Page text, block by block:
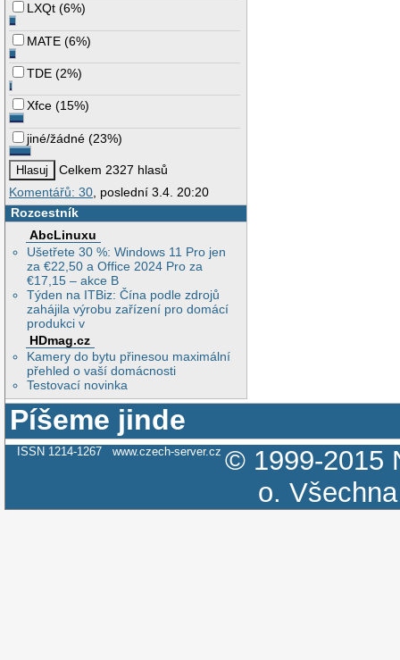
LXQt (6%)
MATE (6%)
TDE (2%)
Xfce (15%)
jiné/žádné (23%)
Celkem 2327 hlasů
Komentářů: 30, poslední 3.4. 20:20
Rozcestník
AbcLinuxu
Ušetřete 30 %: Windows 11 Pro jen
za €22,50 a Office 2024 Pro za
€17,15 – akce B
Týden na ITBiz: Čína podle zdrojů
zahájila výrobu zařízení pro domácí
produkci v
HDmag.cz
Kamery do bytu přinesou maximální
přehled o vaší domácnosti
Testovací novinka
Píšeme jinde
ISSN 1214-1267 www.czech-server.cz © 1999-2015
o.